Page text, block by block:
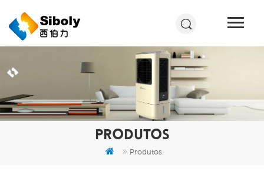
PRODUTOS
Produtos